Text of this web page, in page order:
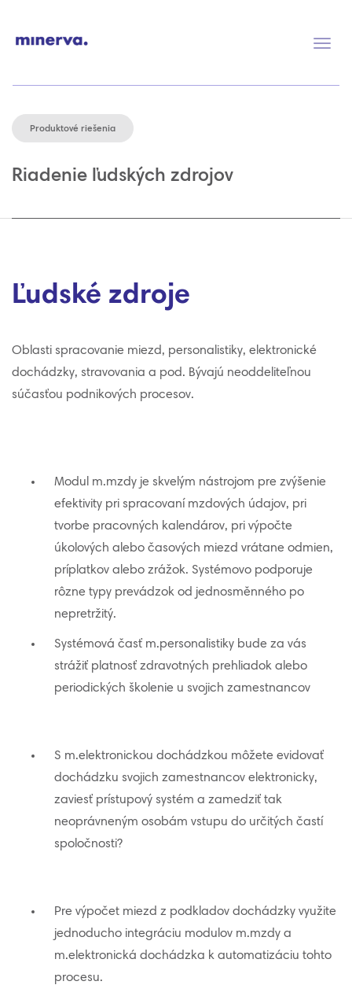
Produktové riešenia
Riadenie ľudských zdrojov
Ľudské zdroje
Oblasti spracovanie miezd, personalistiky, elektronické
dochádzky, stravovania a pod. Bývajú neoddeliteľnou
súčasťou podnikových procesov.
Modul m.mzdy je skvelým nástrojom pre zvýšenie
efektivity pri spracovaní mzdových údajov, pri
tvorbe pracovných kalendárov, pri výpočte
úkolových alebo časových miezd vrátane odmien,
príplatkov alebo zrážok. Systémovo podporuje
rôzne typy prevádzok od jednosměnného po
nepretržitý.
Systémová časť m.personalistiky bude za vás
strážiť platnosť zdravotných prehliadok alebo
periodických školenie u svojich zamestnancov
S m.elektronickou dochádzkou môžete evidovať
dochádzku svojich zamestnancov elektronicky,
zaviesť prístupový systém a zamedziť tak
neoprávneným osobám vstupu do určitých častí
spoločnosti?
Pre výpočet miezd z podkladov dochádzky využite
jednoducho integráciu modulov m.mzdy a
m.elektronická dochádzka k automatizáciu tohto
procesu.